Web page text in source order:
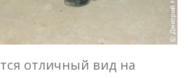
отличный вид на